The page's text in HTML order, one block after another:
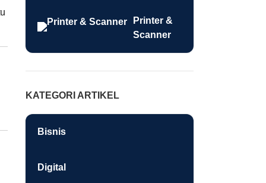
Printer &
Scanner
KATEGORI ARTIKEL
Bisnis
Digital